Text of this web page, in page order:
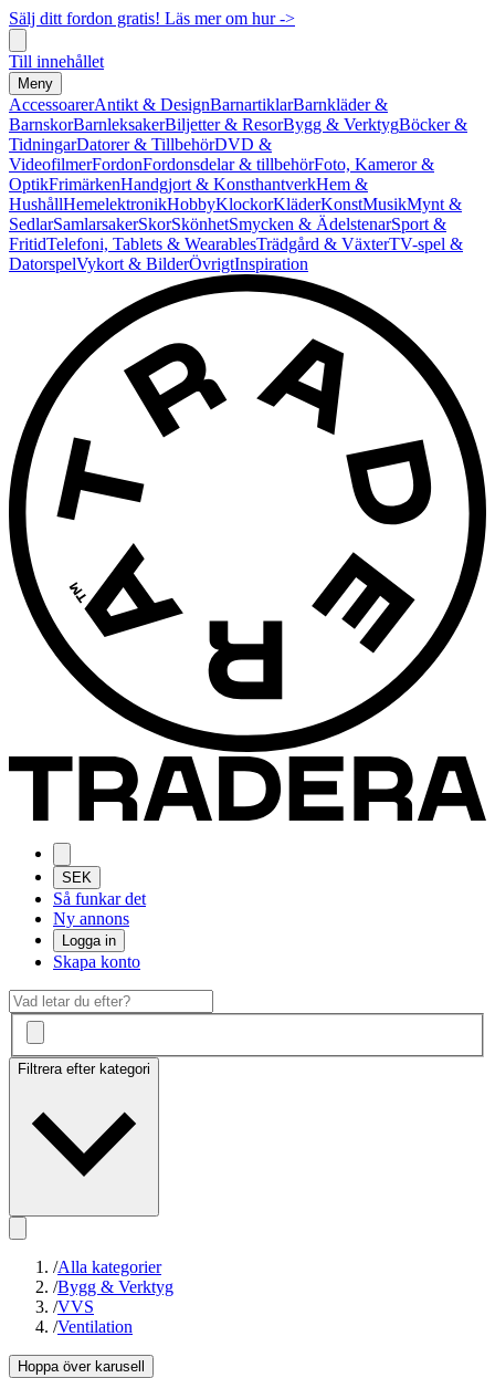
Sälj ditt fordon gratis! Läs mer om hur ->
Till innehållet
Meny
AccessoarerAntikt & DesignBarnartiklarBarnkläder &
BarnskorBarnleksakerBiljetter & ResorBygg & VerktygBöcker &
TidningarDatorer & TillbehörDVD &
VideofilmerFordonFordonsdelar & tillbehörFoto, Kameror &
OptikFrimärkenHandgjort & KonsthantverkHem &
HushållHemelektronikHobbyKlockorKläderKonstMusikMynt &
SedlarSamlarsakerSkorSkönhetSmycken & ÄdelstenarSport &
FritidTelefoni, Tablets & WearablesTrädgård & VäxterTV-spel &
DatorspelVykort & BilderÖvrigtInspiration
SEK
Så funkar det
Ny annons
Logga in
Skapa konto
Filtrera efter kategori
/Alla kategorier
/Bygg & Verktyg
/VVS
/Ventilation
Hoppa över karusell